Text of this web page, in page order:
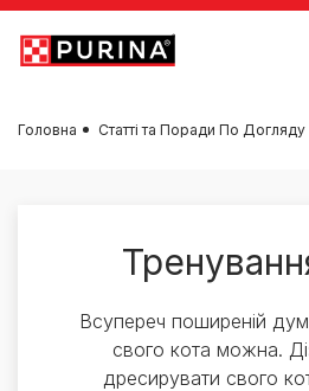
Skip to main content
Головна Статті та Поради По
Всупереч поширеній
свого кота можна.
дресирувати свого